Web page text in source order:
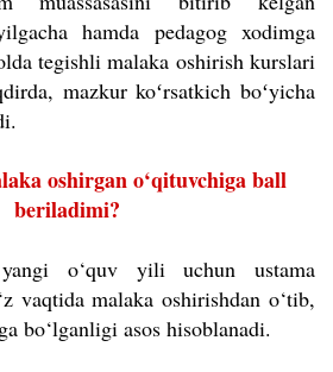
hamda pedagog xodimga
tegishli malaka oshirish kurslari
mazkur koʻrsatkich boʻyicha
oshirgan o‘qituvchiga ball
beriladimi?
o‘quv yili uchun ustama
vaqtida malaka oshirishdan o‘tib,
bo‘lganligi asos hisoblanadi.